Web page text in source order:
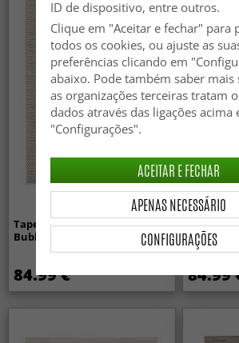
Tapete de lã - Avafors Wool
Bubble (bege)
84.99 €
Tapete
84.99
ID de dispositivo, entre outros.
Clique em "Aceitar e fechar" para
todos os cookies, ou ajuste as
preferências clicando em
abaixo. Pode também saber mais
as organizações terceiras tratam
dados através das ligações acima
"Configurações".
CONFIGURAÇÕES
APENAS NECESSÁRIO
ACEITAR E FECHAR